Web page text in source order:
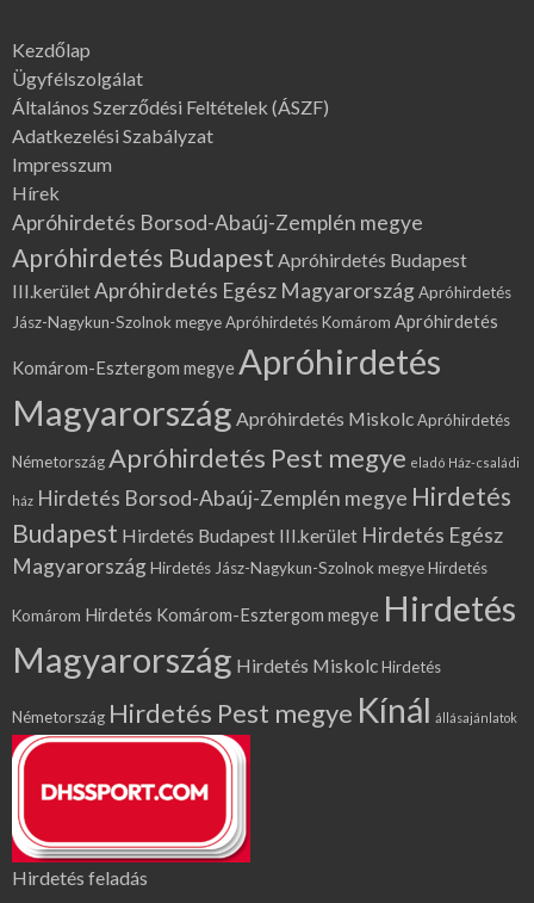
Kezdőlap
Ügyfélszolgálat
Általános Szerződési Feltételek (ÁSZF)
Adatkezelési Szabályzat
Impresszum
Hírek
Apróhirdetés Borsod-Abaúj-Zemplén megye
Apróhirdetés Budapest Apróhirdetés Budapest
III.kerületApróhirdetés Egész MagyarországApróhirdetés
Jász-Nagykun-Szolnok megyeApróhirdetés Komárom Apróhirdetés
Komárom-Esztergom megye Apróhirdetés
Magyarország Apróhirdetés MiskolcApróhirdetés
NémetországApróhirdetés Pest megye eladó Ház-családi
ház Hirdetés Borsod-Abaúj-Zemplén megye Hirdetés
Budapest Hirdetés Budapest III.kerület Hirdetés Egész
MagyarországHirdetés Jász-Nagykun-Szolnok megyeHirdetés
Komárom Hirdetés Komárom-Esztergom megye Hirdetés
Magyarország Hirdetés MiskolcHirdetés
Németország Hirdetés Pest megye Kínál állásajánlatok
Hirdetés feladás